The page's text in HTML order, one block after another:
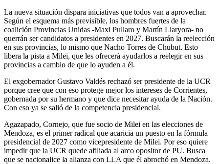
La nueva situación dispara iniciativas que todos van a aprovechar.
Según el esquema más previsible, los hombres fuertes de la
coalición Provincias Unidas -Maxi Pullaro y Martín Llaryora- no
querrán ser candidatos a presidentes en 2027. Buscarán la reelección
en sus provincias, lo mismo que Nacho Torres de Chubut. Esto
libera la pista a Milei, que les ofrecerá ayudarlos a reelegir en sus
provincias a cambio de que lo ayuden a él.
El exgobernador Gustavo Valdés rechazó ser presidente de la UCR
porque cree que con eso protege mejor los intereses de Corrientes,
gobernada por su hermano y que dice necesitar ayuda de la Nación.
Con eso ya se salió de la competencia presidencial.
Agazapado, Cornejo, que fue socio de Milei en las elecciones de
Mendoza, es el primer radical que acaricia un puesto en la fórmula
presidencial de 2027 como vicepresidente de Milei. Por eso quiere
impedir que la UCR quede afiliada al arco opositor de PU. Busca
que se nacionalice la alianza con LLA que él abrochó en Mendoza.